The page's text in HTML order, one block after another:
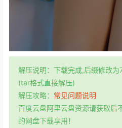
解压说明：下载完成,后缀修改
(tar格式直接解压)
解压攻略： 常见问题说明
百度云盘阿里云盘资源请获取后
的网盘下载享用！